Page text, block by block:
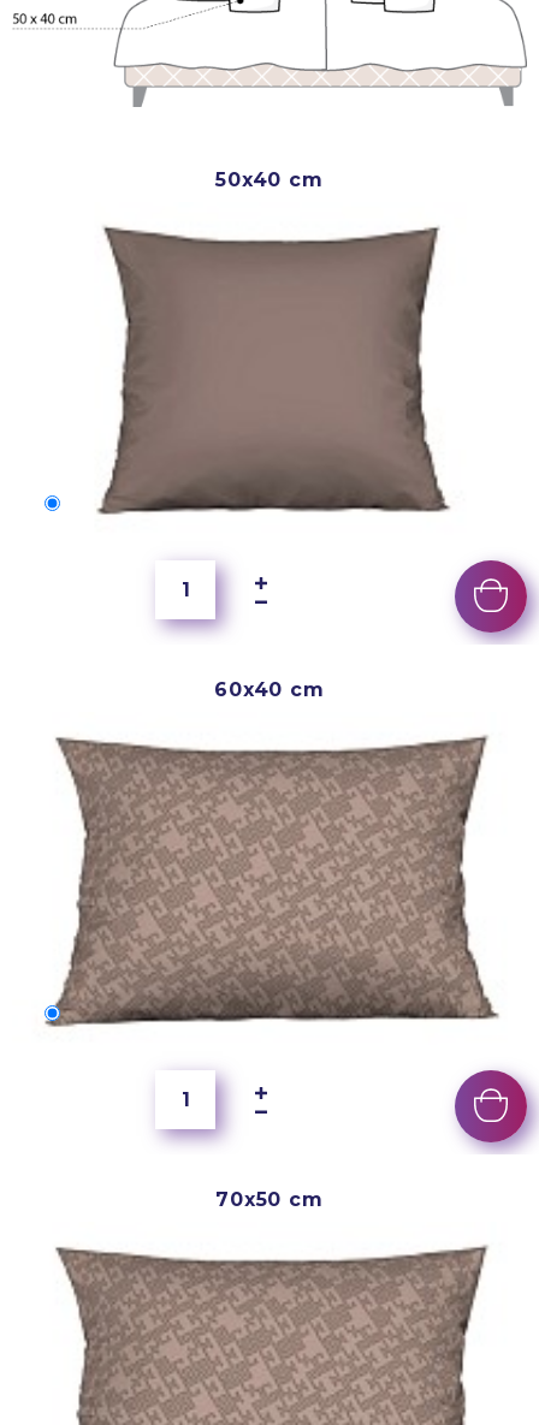
50x40 cm
50x40 cm
60x40 cm
60x40 cm
70x50 cm